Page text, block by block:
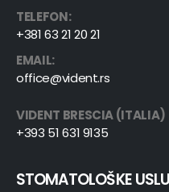
TELEFON:
+381 63 21 20 21
EMAIL:
office@vident.rs
VIDENT BRESCIA (ITALIA)
+393 51 631 9135
STOMATOLOŠKE